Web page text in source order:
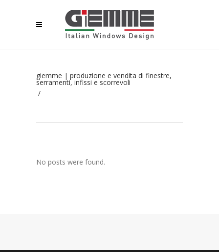
giemme | produzione e vendita di finestre,
serramenti, infissi e scorrevoli
/
No posts were found.